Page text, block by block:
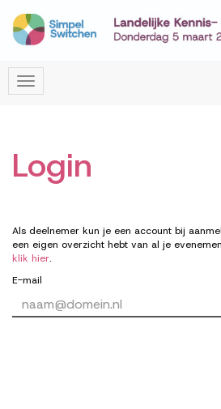
Login
Als deelnemer kun je een account bij
een eigen overzicht hebt van al je
klik hier.
E-mail